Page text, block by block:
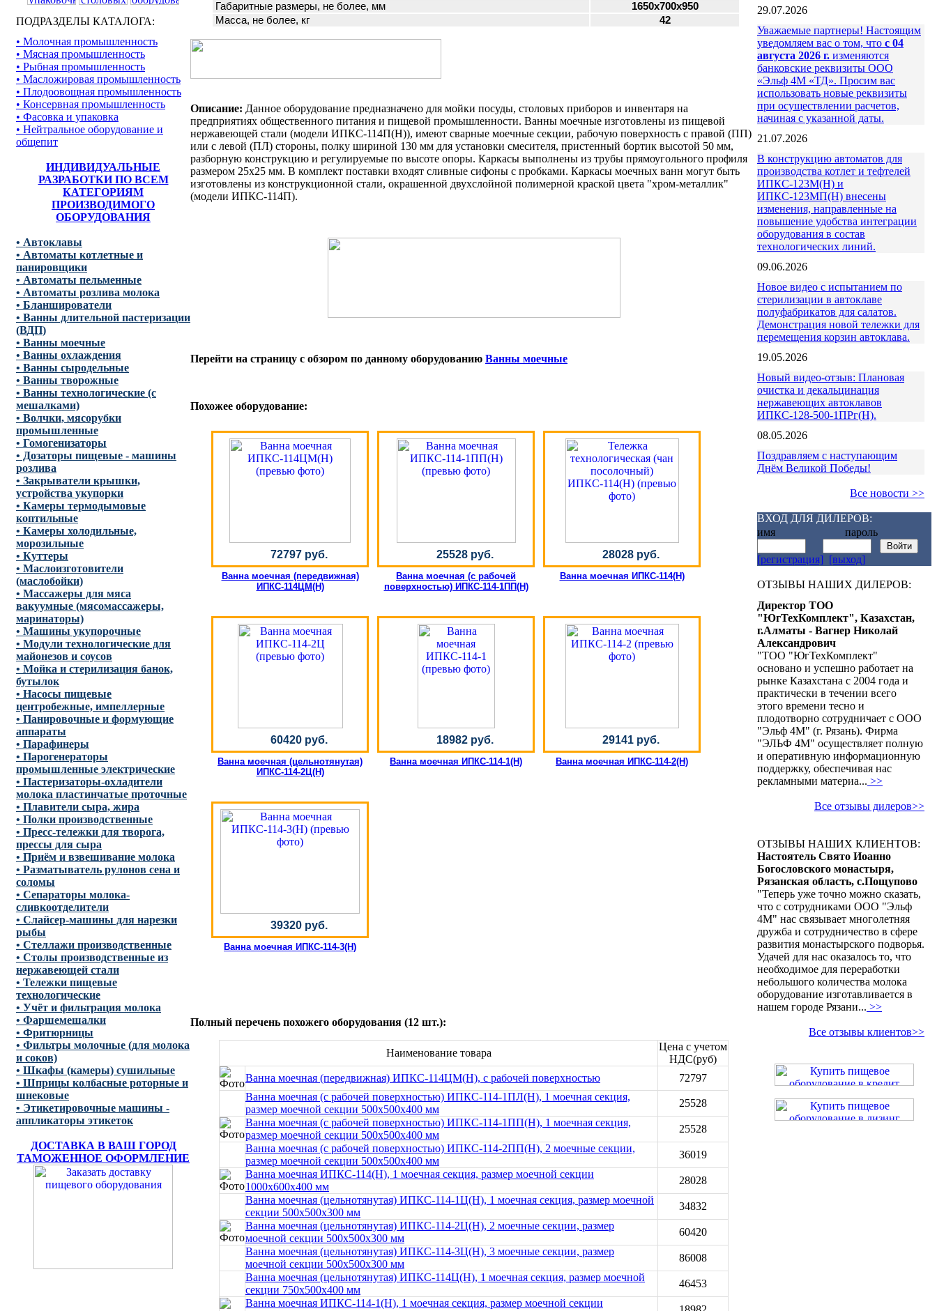
ПОДРАЗДЕЛЫ КАТАЛОГА:
• Молочная промышленность
• Мясная промышленность
• Рыбная промышленность
• Масложировая промышленность
• Плодоовощная промышленность
• Консервная промышленность
• Фасовка и упаковка
• Нейтральное оборудование и
общепит
ИНДИВИДУАЛЬНЫЕ
РАЗРАБОТКИ ПО ВСЕМ
КАТЕГОРИЯМ
ПРОИЗВОДИМОГО
ОБОРУДОВАНИЯ
• Автоклавы
• Автоматы котлетные и
панировщики
• Автоматы пельменные
• Автоматы розлива молока
• Бланширователи
• Ванны длительной пастеризации
(ВДП)
• Ванны моечные
• Ванны охлаждения
• Ванны сыродельные
• Ванны творожные
• Ванны технологические (с
мешалками)
• Волчки, мясорубки
промышленные
• Гомогенизаторы
• Дозаторы пищевые - машины
розлива
• Закрыватели крышки,
устройства укупорки
• Камеры термодымовые
коптильные
• Камеры холодильные,
морозильные
• Куттеры
• Маслоизготовители
(маслобойки)
• Массажеры для мяса
вакуумные (мясомассажеры,
маринаторы)
• Машины укупорочные
• Модули технологические для
майонезов и соусов
• Мойка и стерилизация банок,
бутылок
• Насосы пищевые
центробежные, импеллерные
• Панировочные и формующие
аппараты
• Парафинеры
• Парогенераторы
промышленные электрические
• Пастеризаторы-охладители
молока пластинчатые проточные
• Плавители сыра, жира
• Полки производственные
• Пресс-тележки для творога,
прессы для сыра
• Приём и взвешивание молока
• Разматыватель рулонов сена и
соломы
• Сепараторы молока-
сливкоотделители
• Слайсер-машины для нарезки
рыбы
• Стеллажи производственные
• Столы производственные из
нержавеющей стали
• Тележки пищевые
технологические
• Учёт и фильтрация молока
• Фаршемешалки
• Фритюрницы
• Фильтры молочные (для молока
и соков)
• Шкафы (камеры) сушильные
• Шприцы колбасные роторные и
шнековые
• Этикетировочные машины -
аппликаторы этикеток
ДОСТАВКА В ВАШ ГОРОД
ТАМОЖЕННОЕ ОФОРМЛЕНИЕ
Габаритные размеры, не более, мм
1650x700x950
Масса, не более, кг
42
Описание: Данное оборудование предназначено для мойки посуды, столовых приборов и инвентаря на
предприятиях общественного питания и пищевой промышленности. Ванны моечные изготовлены из пищевой
нержавеющей стали (модели ИПКС-114П(Н)), имеют сварные моечные секции, рабочую поверхность с правой (ПП)
или с левой (ПЛ) стороны, полку шириной 130 мм для установки смесителя, пристенный бортик высотой 50 мм,
разборную конструкцию и регулируемые по высоте опоры. Каркасы выполнены из трубы прямоугольного профиля
размером 25х25 мм. В комплект поставки входят сливные сифоны с пробками. Каркасы моечных ванн могут быть
изготовлены из конструкционной стали, окрашенной двухслойной полимерной краской цвета "хром-металлик"
(модели ИПКС-114П).
Перейти на страницу с обзором по данному оборудованию Ванны моечные
Похожее оборудование:
72797 руб.
Ванна моечная (передвижная)
ИПКС-114ЦМ(Н)
25528 руб.
Ванна моечная (с рабочей
поверхностью) ИПКС-114-1ПП(Н)
28028 руб.
Ванна моечная ИПКС-114(Н)
60420 руб.
Ванна моечная (цельнотянутая)
ИПКС-114-2Ц(Н)
18982 руб.
Ванна моечная ИПКС-114-1(Н)
29141 руб.
Ванна моечная ИПКС-114-2(Н)
39320 руб.
Ванна моечная ИПКС-114-3(Н)
Полный перечень похожего оборудования (12 шт.):
Наименование товара
Цена с учетом
НДС(руб)
Ванна моечная (передвижная) ИПКС-114ЦМ(Н), с рабочей поверхностью
72797
Ванна моечная (с рабочей поверхностью) ИПКС-114-1ПЛ(Н), 1 моечная секция,
размер моечной секции 500x500x400 мм
25528
Ванна моечная (с рабочей поверхностью) ИПКС-114-1ПП(Н), 1 моечная секция,
размер моечной секции 500x500x400 мм
25528
Ванна моечная (с рабочей поверхностью) ИПКС-114-2ПП(Н), 2 моечные секции,
размер моечной секции 500x500x400 мм
36019
Ванна моечная ИПКС-114(Н), 1 моечная секция, размер моечной секции
1000x600x400 мм
28028
Ванна моечная (цельнотянутая) ИПКС-114-1Ц(Н), 1 моечная секция, размер моечной
секции 500x500x300 мм
34832
Ванна моечная (цельнотянутая) ИПКС-114-2Ц(Н), 2 моечные секции, размер
моечной секции 500x500x300 мм
60420
Ванна моечная (цельнотянутая) ИПКС-114-3Ц(Н), 3 моечные секции, размер
моечной секции 500x500x300 мм
86008
Ванна моечная (цельнотянутая) ИПКС-114Ц(Н), 1 моечная секция, размер моечной
секции 750x500x400 мм
46453
Ванна моечная ИПКС-114-1(Н), 1 моечная секция, размер моечной секции
29.07.2026
Уважаемые партнеры! Настоящим
уведомляем вас о том, что с 04
августа 2026 г. изменяются
банковские реквизиты ООО
«Эльф 4М «ТД». Просим вас
использовать новые реквизиты
при осуществлении расчетов,
начиная с указанной даты.
21.07.2026
В конструкцию автоматов для
производства котлет и тефтелей
ИПКС-123М(Н) и
ИПКС-123МП(Н) внесены
изменения, направленные на
повышение удобства интеграции
оборудования в состав
технологических линий.
09.06.2026
Новое видео с испытанием по
стерилизации в автоклаве
полуфабрикатов для салатов.
Демонстрация новой тележки для
перемещения корзин автоклава.
19.05.2026
Новый видео-отзыв: Плановая
очистка и декальцинация
нержавеющих автоклавов
ИПКС-128-500-1ПРг(Н).
08.05.2026
Поздравляем с наступающим
Днём Великой Победы!
Все новости >>
ВХОД ДЛЯ ДИЛЕРОВ:
имя пароль
[регистрация] [выход]
ОТЗЫВЫ НАШИХ ДИЛЕРОВ:
Директор ТОО
"ЮгТехКомплект", Казахстан,
г.Алматы - Вагнер Николай
Александрович
"ТОО "ЮгТехКомплект"
основано и успешно работает на
рынке Казахстана с 2004 года и
практически в течении всего
этого времени тесно и
плодотворно сотрудничает с ООО
"Эльф 4М" (г. Рязань). Фирма
"ЭЛЬФ 4М" осуществляет полную
и оперативную информационную
поддержку, обеспечивая нас
рекламными материа... >>
Все отзывы дилеров>>
ОТЗЫВЫ НАШИХ КЛИЕНТОВ:
Настоятель Свято Иоанно
Богословского монастыря,
Рязанская область, с.Пощупово
"Теперь уже точно можно сказать,
что с сотрудниками ООО "Эльф
4М" нас связывает многолетняя
дружба и сотрудничество в сфере
развития монастырского подворья.
Удачей для нас оказалось то, что
необходимое для переработки
небольшого количества молока
оборудование изготавливается в
нашем городе Рязани... >>
Все отзывы клиентов>>